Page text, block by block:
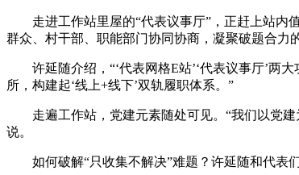
走进工作站里屋的“代表议事厅”，正赶上站内值
群众、村干部、职能部门协同协商，凝聚破题合力
许延随介绍，“‘代表网格E站’‘代表议事厅’两大
所，构建起‘线上+线下’双轨履职体系。”
走遍工作站，党建元素随处可见。“我们以党建
说。
如何破解“只收集不解决”难题？许延随和代表们